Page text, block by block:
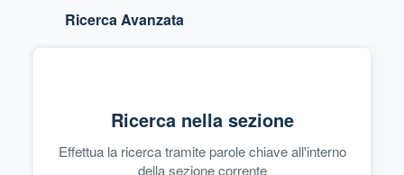
Ricerca Avanzata
Ricerca nella sezione
Effettua la ricerca tramite parole chiave all'interno
della sezione corrente